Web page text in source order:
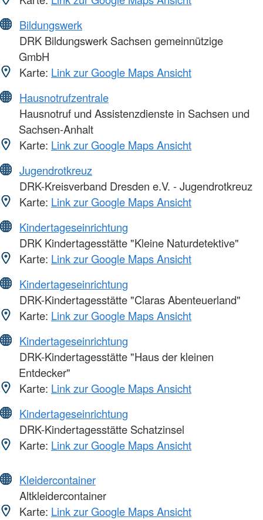
Bildungswerk
DRK Bildungswerk Sachsen gemeinnützige
GmbH
Karte: Link zur Google Maps Ansicht
Hausnotrufzentrale
Hausnotruf und Assistenzdienste in Sachsen und
Sachsen-Anhalt
Karte: Link zur Google Maps Ansicht
Jugendrotkreuz
DRK-Kreisverband Dresden e.V. - Jugendrotkreuz
Karte: Link zur Google Maps Ansicht
Kindertageseinrichtung
DRK Kindertagesstätte "Kleine Naturdetektive"
Karte: Link zur Google Maps Ansicht
Kindertageseinrichtung
DRK-Kindertagesstätte "Claras Abenteuerland"
Karte: Link zur Google Maps Ansicht
Kindertageseinrichtung
DRK-Kindertagesstätte "Haus der kleinen
Entdecker"
Karte: Link zur Google Maps Ansicht
Kindertageseinrichtung
DRK-Kindertagesstätte Schatzinsel
Karte: Link zur Google Maps Ansicht
Kleidercontainer
Altkleidercontainer
Karte: Link zur Google Maps Ansicht